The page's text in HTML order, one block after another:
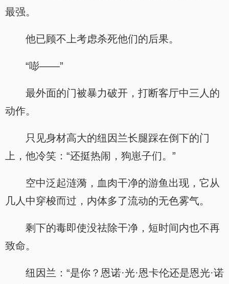
最强。
他已顾不上考虑杀死他们的后果。
“嘭——”
最外面的门被暴力破开，打断客厅中三人的
动作。
只见身材高大的纽因兰长腿踩在倒下的门
上，他冷笑：“还挺热闹，狗崽子们。”
空中泛起涟漪，血肉干净的游鱼出现，它从
几人中穿梭而过，内体多了流动的无色雾气。
剩下的毒即使没祛除干净，短时间内也不再
致命。
纽因兰：“是你？恩诺·光·恩卡伦还是恩光·诺